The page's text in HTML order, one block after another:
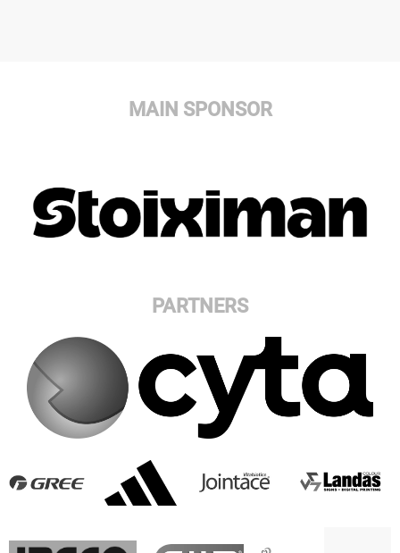
MAIN SPONSOR
PARTNERS